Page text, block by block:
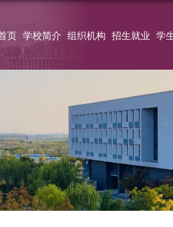
页 学校简介 组织机构 招生就业 学